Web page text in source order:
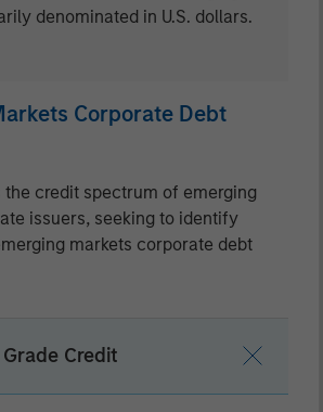
denominated in U.S. dollars.
Corporate Debt
the credit spectrum of emerging
issuers, seeking to identify
markets corporate debt
Credit